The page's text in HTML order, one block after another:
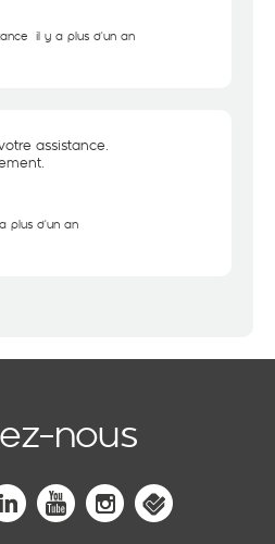
il y a plus d'un an
assistance.
plus d'un an
nous